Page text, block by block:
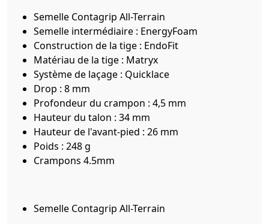
Semelle Contagrip All-Terrain
Semelle intermédiaire : EnergyFoam
Construction de la tige : EndoFit
Matériau de la tige : Matryx
Système de laçage : Quicklace
Drop : 8 mm
Profondeur du crampon : 4,5 mm
Hauteur du talon : 34 mm
Hauteur de l'avant-pied : 26 mm
Poids : 248 g
Crampons 4.5mm
Semelle Contagrip All-Terrain